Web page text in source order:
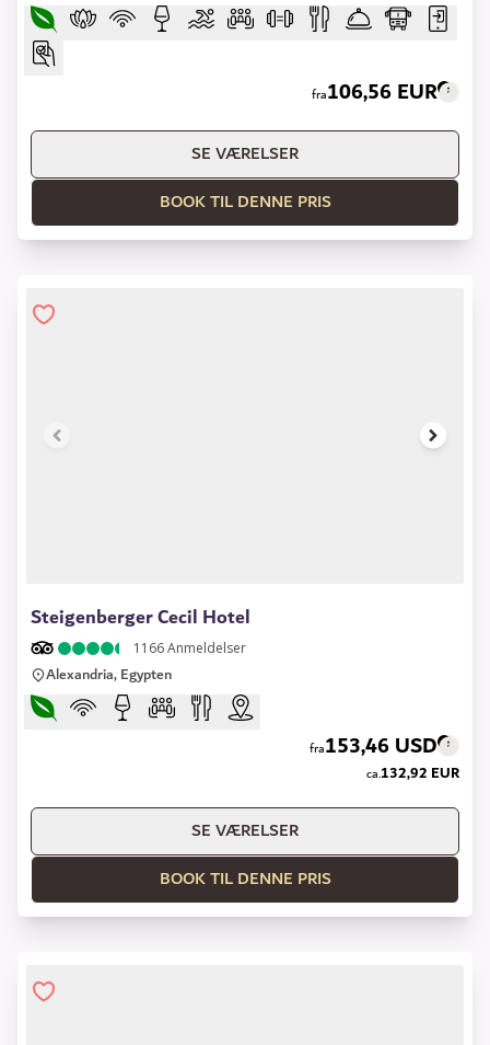
fra106,56 EUR
SE VÆRELSER
BOOK TIL DENNE PRIS
Steigenberger Cecil Hotel
1166Anmeldelser
Alexandria, Egypten
fra153,46 USD
ca.132,92 EUR
SE VÆRELSER
BOOK TIL DENNE PRIS